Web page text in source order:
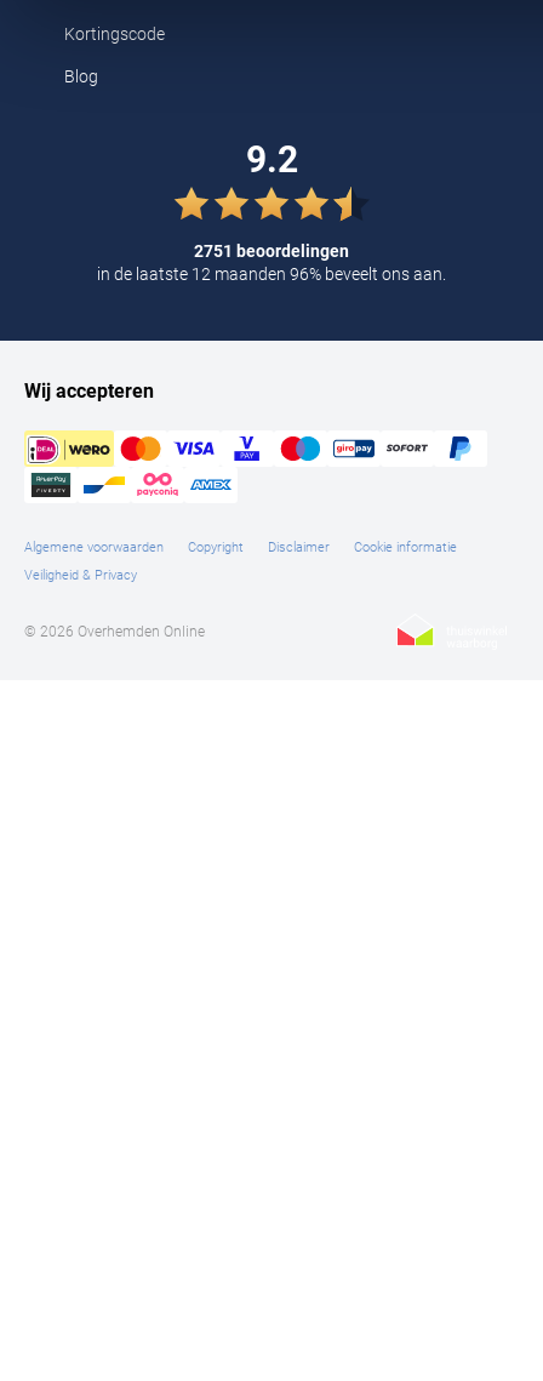
Alle Merken
Kortingscode
Blog
9.2
2751 beoordelingen
in de laatste 12 maanden 96% beveelt ons aan.
Wij accepteren
Algemene voorwaarden Copyright Disclaimer
Cookie informatie
Veiligheid & Privacy
© 2026 Overhemden Online